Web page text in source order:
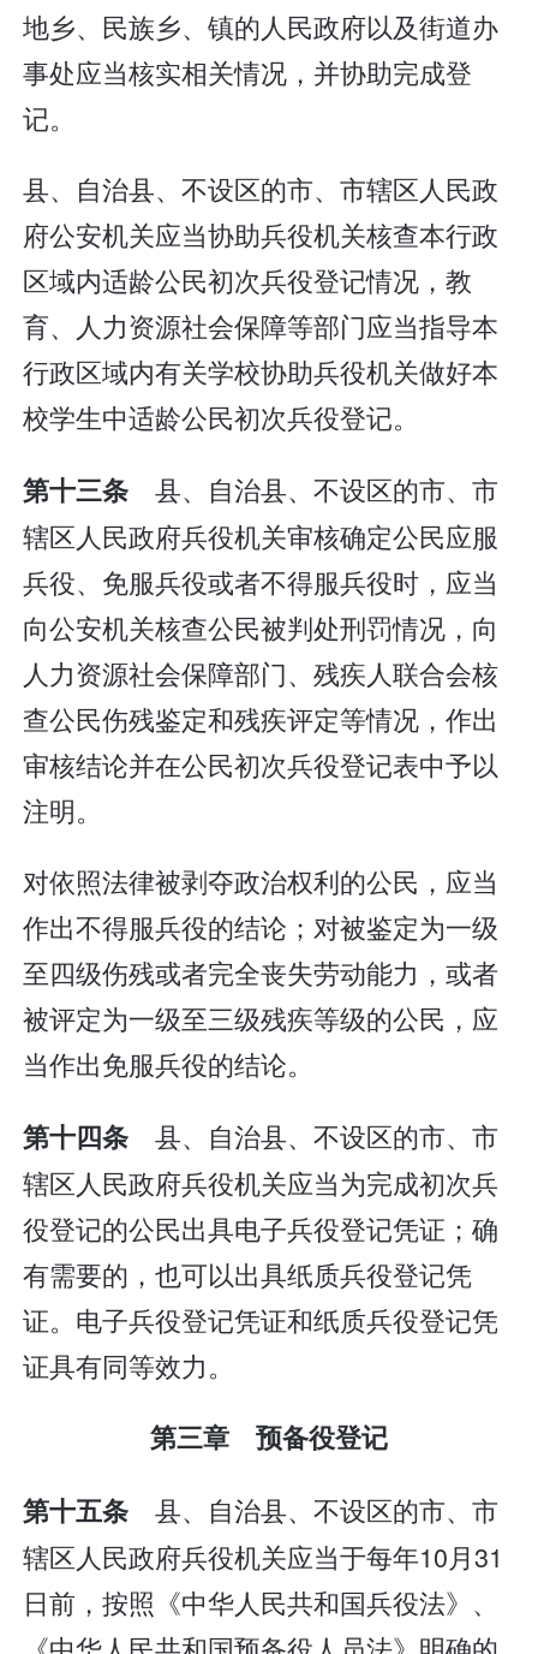
地乡、民族乡、镇的人民政府以及街道办
事处应当核实相关情况，并协助完成登
记。
县、自治县、不设区的市、市辖区人民政
府公安机关应当协助兵役机关核查本行政
区域内适龄公民初次兵役登记情况，教
育、人力资源社会保障等部门应当指导本
行政区域内有关学校协助兵役机关做好本
校学生中适龄公民初次兵役登记。
第十三条县、自治县、不设区的市、市
辖区人民政府兵役机关审核确定公民应服
兵役、免服兵役或者不得服兵役时，应当
向公安机关核查公民被判处刑罚情况，向
人力资源社会保障部门、残疾人联合会核
查公民伤残鉴定和残疾评定等情况，作出
审核结论并在公民初次兵役登记表中予以
注明。
对依照法律被剥夺政治权利的公民，应当
作出不得服兵役的结论；对被鉴定为一级
至四级伤残或者完全丧失劳动能力，或者
被评定为一级至三级残疾等级的公民，应
当作出免服兵役的结论。
第十四条县、自治县、不设区的市、市
辖区人民政府兵役机关应当为完成初次兵
役登记的公民出具电子兵役登记凭证；确
有需要的，也可以出具纸质兵役登记凭
证。电子兵役登记凭证和纸质兵役登记凭
证具有同等效力。
第三章 预备役登记
第十五条县、自治县、不设区的市、市
辖区人民政府兵役机关应当于每年10月31
日前，按照《中华人民共和国兵役法》、